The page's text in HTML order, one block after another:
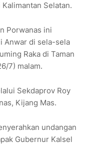
Selatan.
Porwanas ini
Anwar di sela-sela
Raka di Taman
7) malam.
Sekdaprov Roy
Kijang Mas.
undangan
Gubernur Kalsel